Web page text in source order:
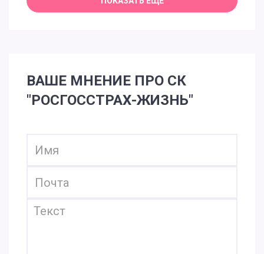
ВАШЕ МНЕНИЕ ПРО СК
"РОСГОССТРАХ-ЖИЗНЬ"